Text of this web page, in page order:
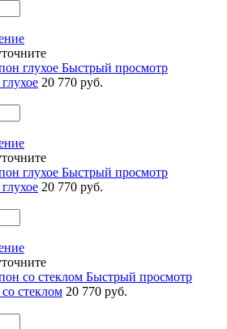
Быстрый просмотр
20 770 руб.
Быстрый просмотр
20 770 руб.
Быстрый просмотр
стеклом 20 770 руб.